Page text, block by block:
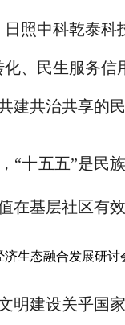
照中科乾泰
化、民生服务
建共治共享的
“十五五”是民
在基层社区有
明建设关乎国